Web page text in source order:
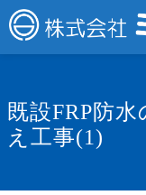
既設FRP防
え工事(1)